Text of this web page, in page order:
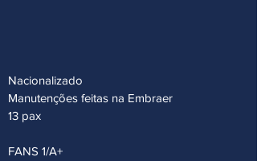
Nacionalizado
Manutenções feitas na Embraer
13 pax
FANS 1/A+